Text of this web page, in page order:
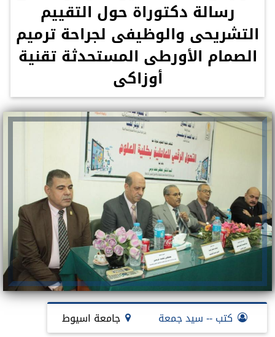
رسالة دكتوراة حول التقييم
التشريحى والوظيفى لجراحة ترميم
الصمام الأورطى المستحدثة تقنية
أوزاكى
كتب -- سيد جمعة جامعة اسيوط